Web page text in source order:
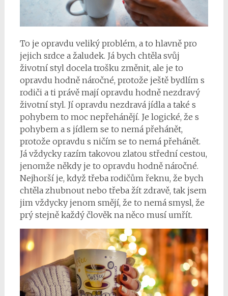
To je opravdu veliký problém, a to hlavně pro
jejich srdce a žaludek. Já bych chtěla svůj
životní styl docela trošku změnit, ale je to
opravdu hodně náročné, protože ještě bydlím s
rodiči a ti právě mají opravdu hodně nezdravý
životní styl. Jí opravdu nezdravá jídla a také s
pohybem to moc nepřehánějí. Je logické, že s
pohybem a s jídlem se to nemá přehánět,
protože opravdu s ničím se to nemá přehánět.
Já vždycky razím takovou zlatou střední cestou,
jenomže někdy je to opravdu hodně náročné.
Nejhorší je, když třeba rodičům řeknu, že bych
chtěla zhubnout nebo třeba žít zdravě, tak jsem
jim vždycky jenom smějí, že to nemá smysl, že
prý stejně každý člověk na něco musí umřít.